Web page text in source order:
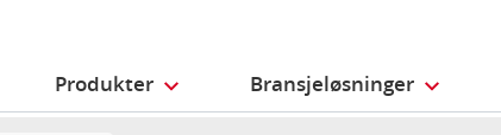
Produkter Bransjeløsninger